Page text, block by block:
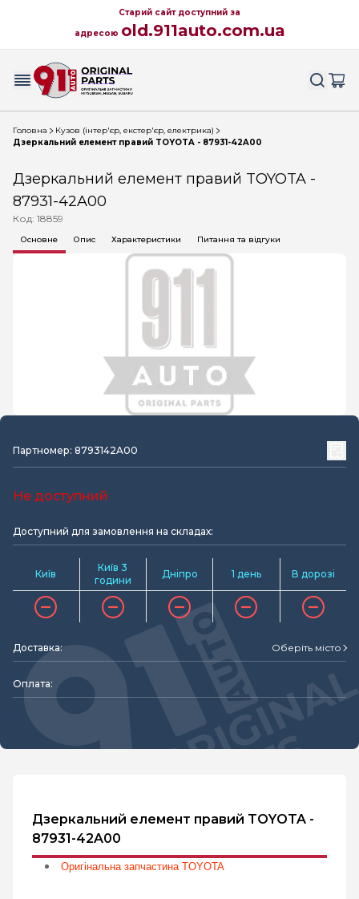
Старий сайт доступний за
адресою old.911auto.com.ua
Головна
Кузов (інтер'єр, екстер'єр, електрика)
Дзеркальний елемент правий TOYOTA - 87931-42A00
Дзеркальний елемент правий TOYOTA -
87931-42A00
Код: 18859
Основне Опис Характеристики Питання та відгуки
Партномер: 8793142A00
Не доступний
Доступний для замовлення на складах:
Київ
Київ 3
години
Дніпро 1 день В дорозі
Доставка: Оберіть місто
Оплата:
Дзеркальний елемент правий TOYOTA -
87931-42A00
Оригінальна запчастина TOYOTA